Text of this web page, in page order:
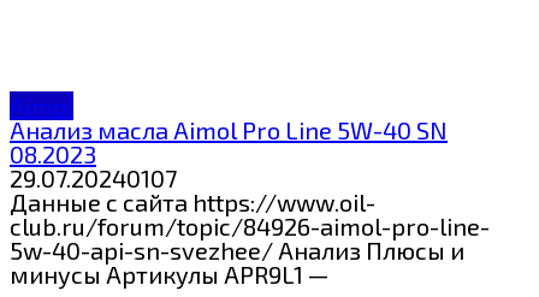
Aimol
Анализ масла Aimol Pro Line 5W-40 SN
08.2023
29.07.20240107
Данные с сайта https://www.oil-
club.ru/forum/topic/84926-aimol-pro-line-
5w-40-api-sn-svezhee/ Анализ Плюсы и
минусы Артикулы APR9L1 —